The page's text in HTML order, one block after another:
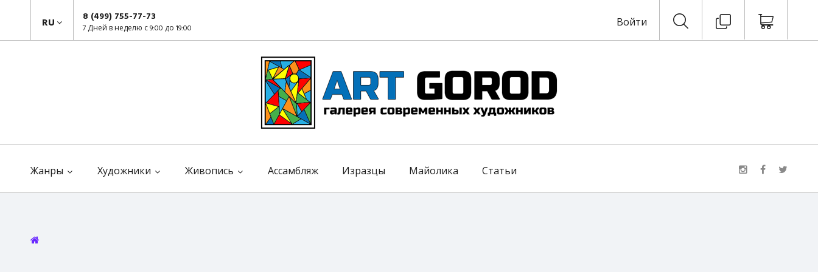
RU 8 (499) 755-77-73
7 Дней в неделю с 9:00 до 19:00 Войти
Жанры Художники Живопись Ассамбляж Изразцы Майолика Статьи